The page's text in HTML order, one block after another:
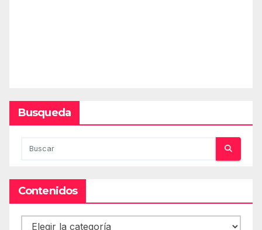
Busqueda
Contenidos
Contenidos